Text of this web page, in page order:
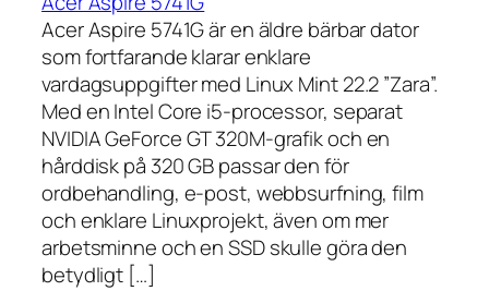
Acer Aspire 5741G är en äldre bärbar dator
som fortfarande klarar enklare
vardagsuppgifter med Linux Mint 22.2 ”Zara”.
Med en Intel Core i5-processor, separat
NVIDIA GeForce GT 320M-grafik och en
hårddisk på 320 GB passar den för
ordbehandling, e-post, webbsurfning, film
och enklare Linuxprojekt, även om mer
arbetsminne och en SSD skulle göra den
betydligt […]